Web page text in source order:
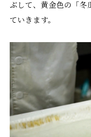
ぶして、黄金色の「冬
ていきます。